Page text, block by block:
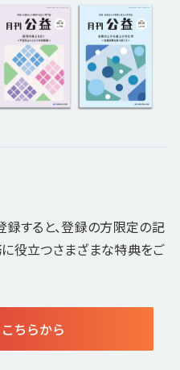
録すると、登録の方限定の記
役立つさまざまな特典をご
ちらから